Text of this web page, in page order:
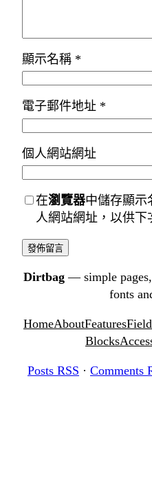
顯示名稱 *
電子郵件地址 *
個人網站網址
在瀏覽器中儲存顯示
人網站網址，以供下
Dirtbag — simple
fonts
HomeAboutFeatures
Blocks
Posts RSS · Comments